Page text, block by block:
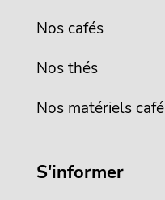
Nos cafés
Nos thés
Nos matériels café
S'informer